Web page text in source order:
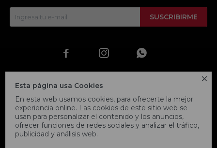

Esta página usa Cookies
En esta web usamos cookies, para ofrecerte la mejor
experiencia online. Las cookies de este sitio web se
usan para personalizar el contenido y los anuncios,
ofrecer funciones de redes sociales y analizar el tráfico,
publicidad y análisis web.
SUSCRIBIRME
  